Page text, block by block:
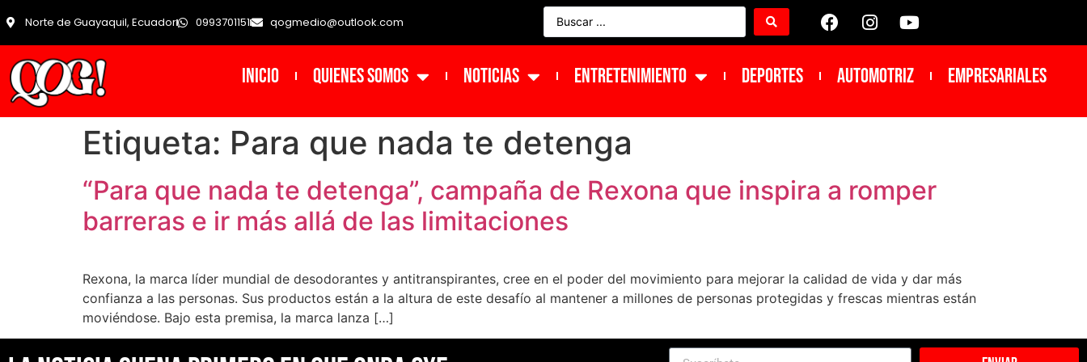
Norte de Guayaquil, Ecuador 0993701151 qogmedio@outlook.com
INICIO Quienes Somos NOTICIAS ENTRETENIMIENTO DEPORTES Automotriz Empresariales
Etiqueta: Para que nada te detenga
“Para que nada te detenga”, campaña de Rexona que inspira a romper
barreras e ir más allá de las limitaciones
Rexona, la marca líder mundial de desodorantes y antitranspirantes, cree en el poder del movimiento para mejorar la calidad de vida y dar más
confianza a las personas. Sus productos están a la altura de este desafío al mantener a millones de personas protegidas y frescas mientras están
moviéndose. Bajo esta premisa, la marca lanza […]